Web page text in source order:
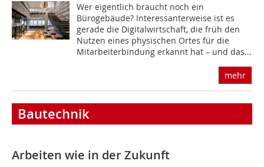
Wer eigentlich braucht noch ein
Bürogebäude? Interessanterweise ist es
gerade die Digitalwirtschaft, die früh den
Nutzen eines physischen Ortes für die
Mitarbeiterbindung erkannt hat – und das...
mehr
Bautechnik
Arbeiten wie in der Zukunft